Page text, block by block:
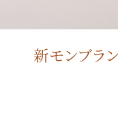
新モンブラン